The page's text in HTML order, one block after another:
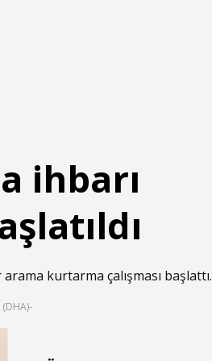
ihbarı
kurtarma çalışması başlattı.
(DHA)-